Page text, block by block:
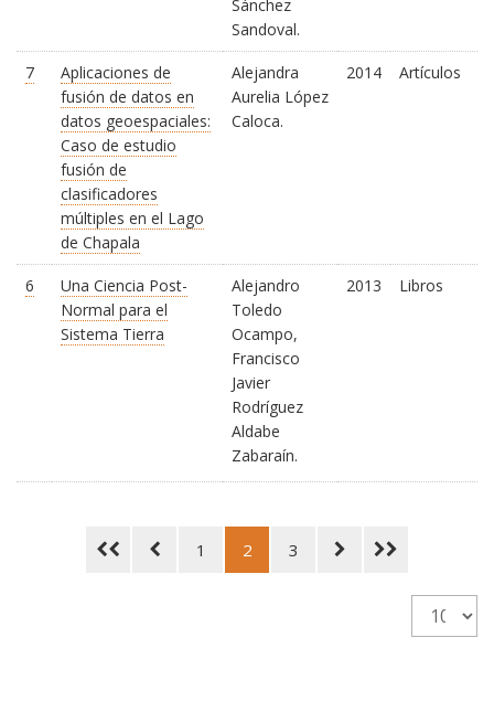
Sánchez
Sandoval.
7
Aplicaciones de
fusión de datos en
datos geoespaciales:
Caso de estudio
fusión de
clasificadores
múltiples en el Lago
de Chapala
Alejandra
Aurelia López
Caloca.
2014 Artículos
6
Una Ciencia Post-
Normal para el
Sistema Tierra
Alejandro
Toledo
Ocampo,
Francisco
Javier
Rodríguez
Aldabe
Zabaraín.
2013 Libros
1 2 3